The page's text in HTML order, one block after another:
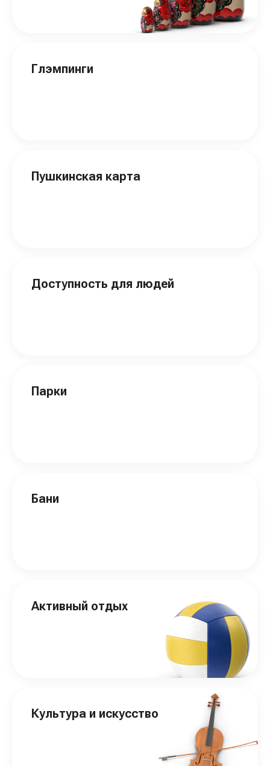
Глэмпинги
Пушкинская карта
Доступность для людей
Парки
Бани
Активный отдых
Культура и искусство